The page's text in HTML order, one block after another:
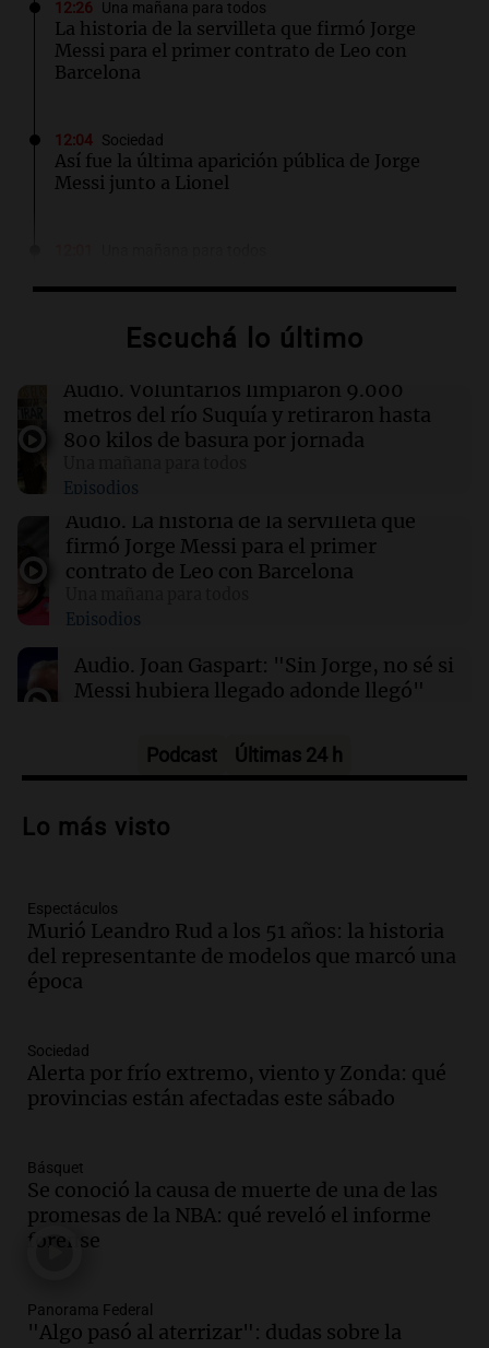
12:26 Una mañana para todos
La historia de la servilleta que firmó Jorge
Messi para el primer contrato de Leo con
Barcelona
12:04 Sociedad
Así fue la última aparición pública de Jorge
Messi junto a Lionel
hubiera llegado adonde llegó"
“Abrazo gigante, jefe”: el bar de la familia
Messi cerró sus puertas por duelo
El abuelo de Agostina Vega, tras las nuevas
detenciones: "En esa casa están todos
implicados"
El orgullo y el sueño argentino de Jorge Messi
en una entrevista con Rony Vargas en 2007
Escuchá lo último
Audio. Voluntarios limpiaron 9.000
metros del río Suquía y retiraron hasta
800 kilos de basura por jornada
Episodios
Audio. La historia de la servilleta que
firmó Jorge Messi para el primer
contrato de Leo con Barcelona
Episodios
Audio. Joan Gaspart: "Sin Jorge, no sé si
Messi hubiera llegado adonde llegó"
Audio.El orgullo y el sueño argentino de
Vargas en 2007
Audio.
las nuevas detenciones: "En esa casa
todos tenían algo que ver"
Una mañana para todos
Audio.
desayuno ideal: ¿ qué alimentos
conviene priorizar cada día ?
Audio.Análisis de la derrota legislativa
del oficialismo en el Congreso: El
impacto en la opinión pública
Panorama Federal
Audio.Murió Jorge Messi
Podcast Últimas 24 h
Lo más visto
Espectáculos
Murió Leandro Rud a los 51 años: la historia
del representante de modelos que marcó una
época
Sociedad
Alerta por frío extremo, viento y Zonda: qué
provincias están afectadas este sábado
Básquet
Se conoció la causa de muerte de una de las
promesas de la NBA: qué reveló el informe
forense
Panorama Federal
"Algo pasó al aterrizar": dudas sobre la